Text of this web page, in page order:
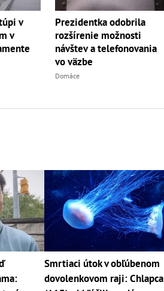
v
v
Prezidentka odobrila
rozšírenie možnosti
návštev a telefonovania
vo väzbe
Domáce
Smrtiaci útok v obľúbenom
dovolenkovom raji: Chlapca